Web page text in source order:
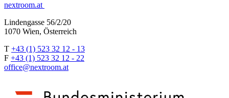
nextroom.at
Lindengasse 56/2/20
1070 Wien, Österreich
T +43 (1) 523 32 12 - 13
F +43 (1) 523 32 12 - 22
office@nextroom.at